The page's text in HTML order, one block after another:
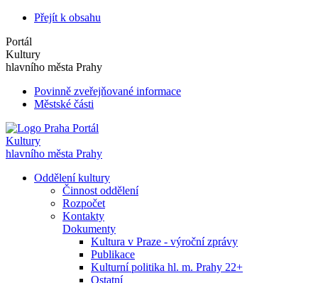
Přejít k obsahu
Portál
Kultury
hlavního města Prahy
Povinně zveřejňované informace
Městské části
Portál
Kultury
hlavního města Prahy
Oddělení kultury
Činnost oddělení
Rozpočet
Kontakty
Dokumenty
Kultura v Praze - výroční zprávy
Publikace
Kulturní politika hl. m. Prahy 22+
Ostatní